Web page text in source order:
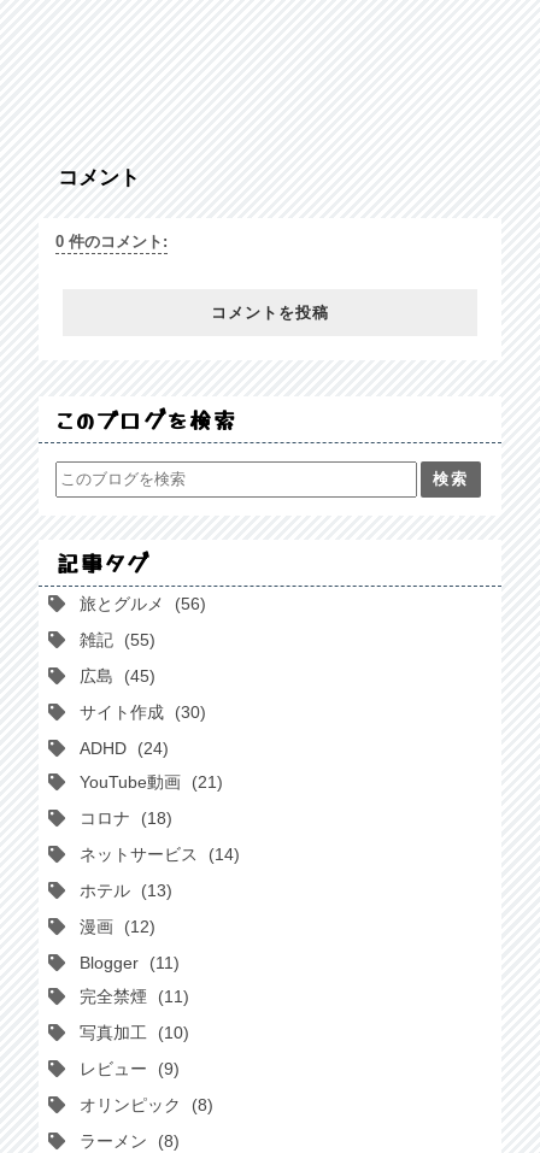
コメント
0 件のコメント:
コメントを投稿
このブログを検索
記事タグ
旅とグルメ
56
雑記
55
広島
45
サイト作成
30
ADHD
24
YouTube動画
21
コロナ
18
ネットサービス
14
ホテル
13
漫画
12
Blogger
11
完全禁煙
11
写真加工
10
レビュー
9
オリンピック
8
ラーメン
8